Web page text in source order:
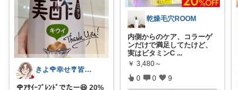
きよ🌹幸せ🎐皆様のお心遣いに感謝💖
🌹ｱｻｲｰﾌﾞﾚﾝﾄﾞでたー😆 20%
乾燥毛穴ROOM
内側からのケア、コラーゲ
ンだけで満足してたけど、
実はビタミンC ...
￥ 3,480～
0 0 9